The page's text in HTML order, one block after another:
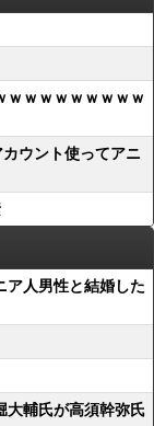
ｗｗｗｗｗｗｗｗｗ
ウント使ってアニ
ア人男性と結婚した
大輔氏が高須幹弥氏